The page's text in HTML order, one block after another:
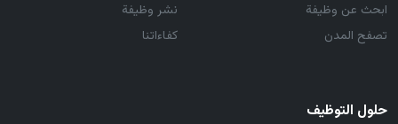
ابحث عن وظيفة
تصفح المدن
نشر وظيفة
كفاءاتنا
حلول التوظيف